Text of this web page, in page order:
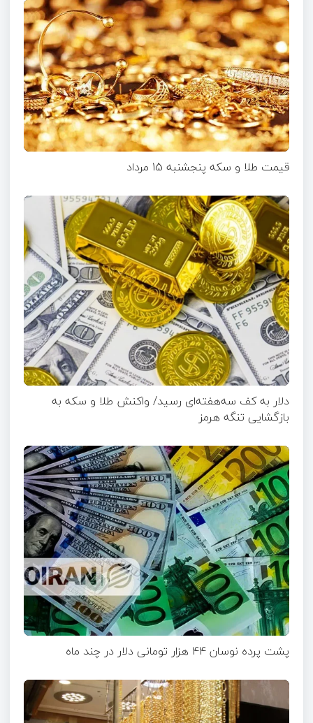
قیمت طلا و سکه پنجشنبه 15 مرداد
دلار به کف سه‌هفته‌ای رسید/ واکنش طلا و سکه به
بازگشایی تنگه هرمز
پشت پرده نوسان ۴۴ هزار تومانی دلار در چند ماه